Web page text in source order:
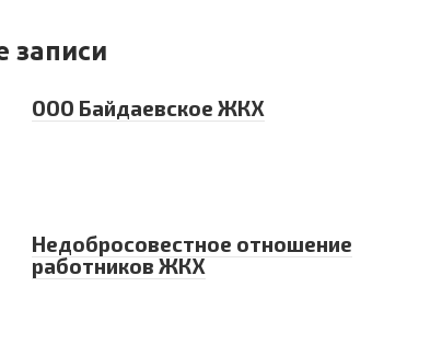
записи
ООО Байдаевское ЖКХ
Недобросовестное отношение
работников ЖКХ